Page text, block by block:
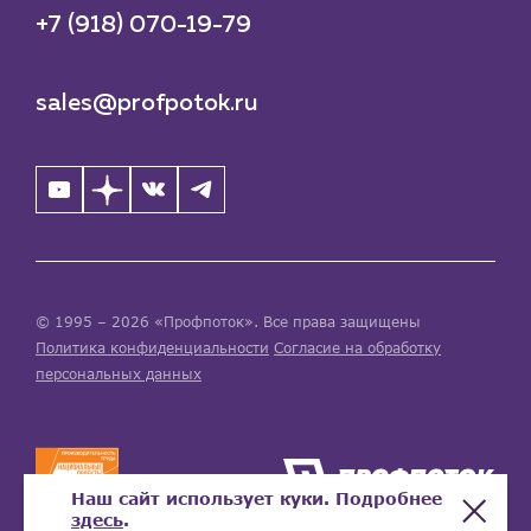
+7 (918) 070-19-79
sales@profpotok.ru
© 1995 – 2026 «Профпоток». Все права защищены
Политика конфиденциальности Согласие на обработку
персональных данных
Наш сайт использует куки. Подробнее
здесь.